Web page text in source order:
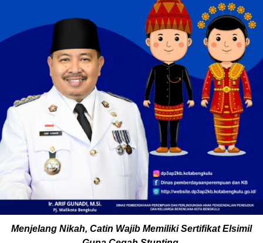
Menjelang Nikah, Catin Wajib Memiliki Sertifikat Elsimil